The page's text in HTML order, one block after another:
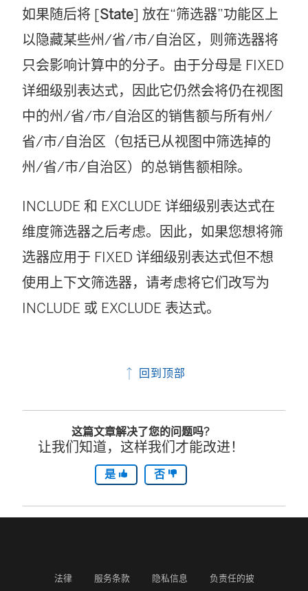
如果随后将 [State] 放在“筛选器”功能区上
以隐藏某些州/省/市/自治区，则筛选器将
只会影响计算中的分子。由于分母是 FIXED
详细级别表达式，因此它仍然会将仍在视图
中的州/省/市/自治区的销售额与所有州/
省/市/自治区（包括已从视图中筛选掉的
州/省/市/自治区）的总销售额相除。
INCLUDE 和 EXCLUDE 详细级别表达式在
维度筛选器之后考虑。因此，如果您想将筛
选器应用于 FIXED 详细级别表达式但不想
使用上下文筛选器，请考虑将它们改写为
INCLUDE 或 EXCLUDE 表达式。
回到顶部
这篇文章解决了您的问题吗?
让我们知道，这样我们才能改进！
是 否
法律 服务条款 隐私信息 负责任的披